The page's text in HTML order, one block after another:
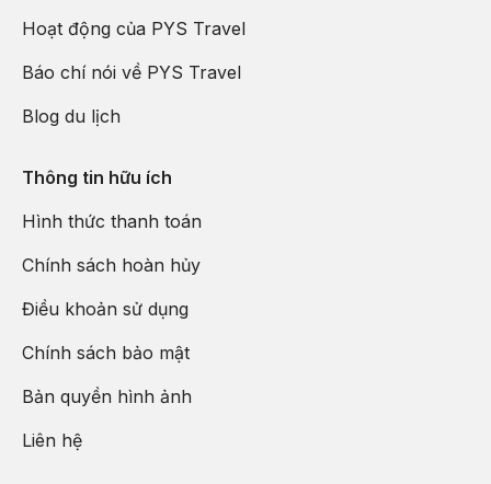
Hoạt động của PYS Travel
Báo chí nói về PYS Travel
Blog du lịch
Thông tin hữu ích
Hình thức thanh toán
Chính sách hoàn hủy
Điều khoản sử dụng
Chính sách bảo mật
Bản quyền hình ảnh
Liên hệ